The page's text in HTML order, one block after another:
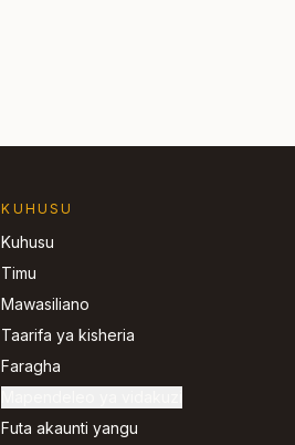
KUHUSU
Kuhusu
Timu
Mawasiliano
Taarifa ya kisheria
Faragha
Futa akaunti yangu